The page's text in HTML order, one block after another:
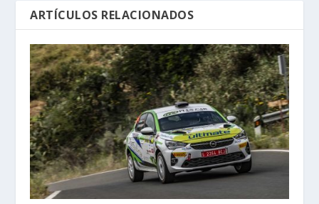
ARTÍCULOS RELACIONADOS